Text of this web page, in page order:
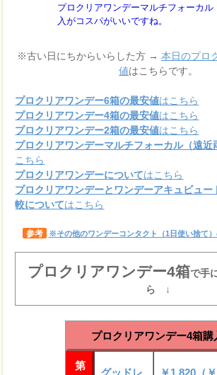
プロクリアワンデーマルチフォーカ
入がコスパがいいですね。
※古い日にちからいらした方 → 本日のプロ
値はこちらです。
プロクリアワンデー6箱の最安値はこちら
プロクリアワンデー4箱の最安値はこちら
プロクリアワンデー2箱の最安値はこちら
プロクリアワンデーマルチフォーカル（遠近
こちら
プロクリアワンデーについてはこちら
プロクリアワンデーとワンデーアキュビュー
較についてはこちら
参考 ※その他のワンデーコンタクト（1日使い捨て）
プロクリアワンデー4箱で手
ら ↓
プロクリアワンデー4箱購
第